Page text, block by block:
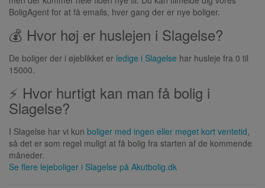
BoligAgent for at få emails, hver gang der er nye boliger.
💰 Hvor høj er huslejen i Slagelse?
De boliger der i øjeblikket er ledige i Slagelse har husleje fra 0 til
15000.
⚡ Hvor hurtigt kan man få bolig i
Slagelse?
I Slagelse har vi kun boliger med ingen eller meget kort ventetid,
så det er som regel muligt at få bolig fra starten af de kommende
måneder.
Se flere lejeboliger i Slagelse på Akutbolig.dk